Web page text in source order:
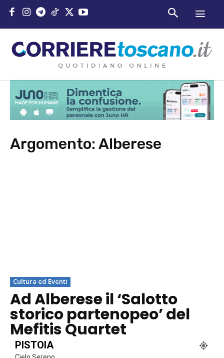
Argomento: Alberese
Cultura ed Eventi
Ad Alberese il ‘Salotto
storico partenopeo’ del
Mefitis Quartet
PISTOIA